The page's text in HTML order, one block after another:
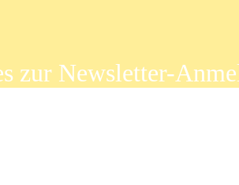
zur Newsletter-